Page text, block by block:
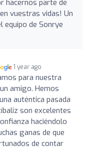
hacernos parte de
vuestras vidas! Un
equipo de Sonrye
1 year ago
para nuestra
amigo. Hemos
auténtica pasada
son excelentes
haciéndolo
ganas de que
de contar